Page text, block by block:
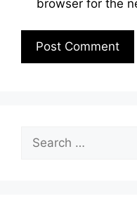
browser for the
Search
for: